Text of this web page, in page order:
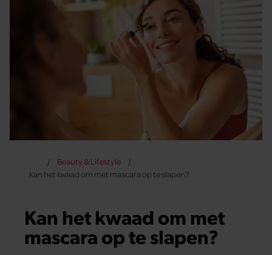
Beauty & Lifestyle
Kan het kwaad om met mascara op te slapen?
Kan het kwaad om met
mascara op te slapen?